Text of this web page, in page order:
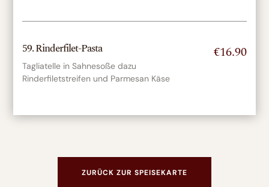
€16.90
59. Rinderfilet-Pasta
Tagliatelle in Sahnesoße dazu
Rinderfiletstreifen und Parmesan Käse
ZURÜCK ZUR SPEISEKARTE